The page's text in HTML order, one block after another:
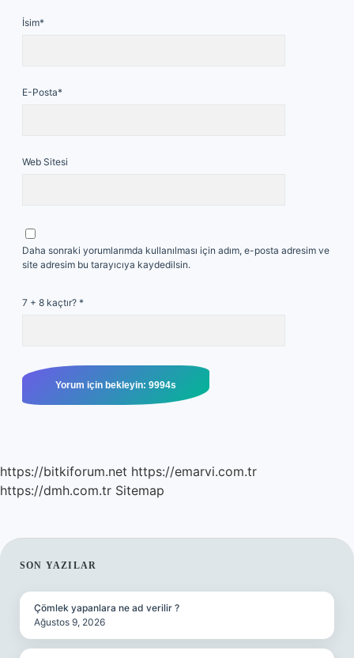
İsim*
E-Posta*
Web Sitesi
Daha sonraki yorumlarımda kullanılması için adım, e-posta adresim ve
site adresim bu tarayıcıya kaydedilsin.
7 + 8 kaçtır? *
https://bitkiforum.net https://emarvi.com.tr
https://dmh.com.tr Sitemap
SIDEBAR
SON YAZILAR
Çömlek yapanlara ne ad verilir ?
Ağustos 9, 2026